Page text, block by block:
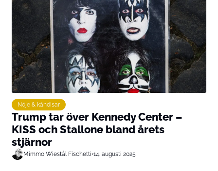
Nöje & kändisar
Trump tar över Kennedy Center –
KISS och Stallone bland årets
stjärnor
Mimmo Wiestål Fischetti•14. augusti 2025